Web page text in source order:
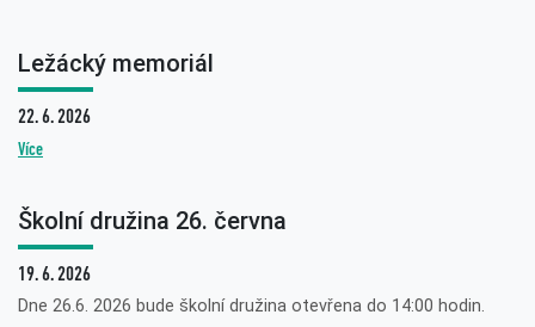
Ležácký memoriál
22. 6. 2026
Více
Školní družina 26. června
19. 6. 2026
Dne 26.6. 2026 bude školní družina otevřena do 14:00 hodin.